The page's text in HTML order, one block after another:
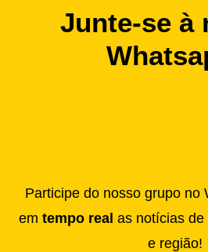
Junte-se à
Participe do nosso grupo no
em tempo real as notícias de
e região!